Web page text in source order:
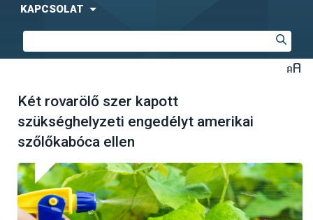
KAPCSOLAT
Két rovarölő szer kapott
szükséghelyzeti engedélyt amerikai
szőlőkabóca ellen